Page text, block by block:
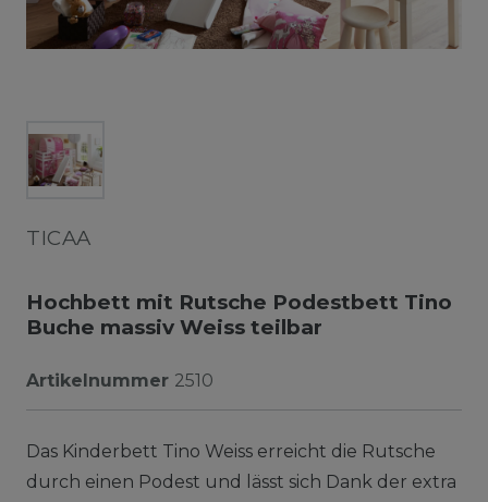
TICAA
Hochbett mit Rutsche Podestbett Tino
Buche massiv Weiss teilbar
Artikelnummer 2510
Das Kinderbett Tino Weiss erreicht die Rutsche
durch einen Podest und lässt sich Dank der extra